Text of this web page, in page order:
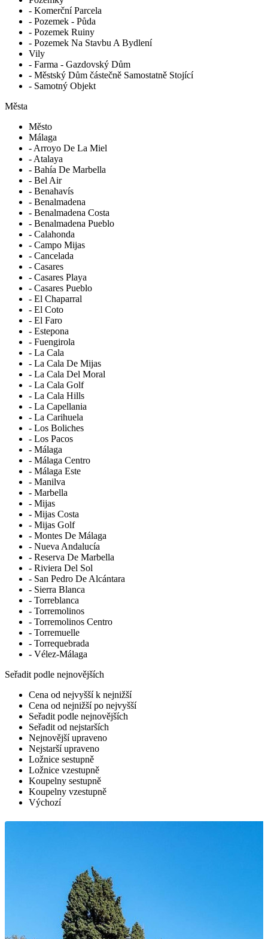
- Komerční Parcela
- Pozemek - Půda
- Pozemek Ruiny
- Pozemek Na Stavbu A Bydlení
Vily
- Farma - Gazdovský Dům
- Městský Dům částečně Samostatně Stojící
- Samotný Objekt
Města
Město
Málaga
- Arroyo De La Miel
- Atalaya
- Bahía De Marbella
- Bel Air
- Benahavís
- Benalmadena
- Benalmadena Costa
- Benalmadena Pueblo
- Calahonda
- Campo Mijas
- Cancelada
- Casares
- Casares Playa
- Casares Pueblo
- El Chaparral
- El Coto
- El Faro
- Estepona
- Fuengirola
- La Cala
- La Cala De Mijas
- La Cala Del Moral
- La Cala Golf
- La Cala Hills
- La Capellania
- La Carihuela
- Los Boliches
- Los Pacos
- Málaga
- Málaga Centro
- Málaga Este
- Manilva
- Marbella
- Mijas
- Mijas Costa
- Mijas Golf
- Montes De Málaga
- Nueva Andalucía
- Reserva De Marbella
- Riviera Del Sol
- San Pedro De Alcántara
- Sierra Blanca
- Torreblanca
- Torremolinos
- Torremolinos Centro
- Torremuelle
- Torrequebrada
- Vélez-Málaga
Seřadit podle nejnovějších
Cena od nejvyšší k nejnižší
Cena od nejnižší po nejvyšší
Seřadit podle nejnovějších
Seřadit od nejstarších
Nejnovější upraveno
Nejstarší upraveno
Ložnice sestupně
Ložnice vzestupně
Koupelny sestupně
Koupelny vzestupně
Výchozí